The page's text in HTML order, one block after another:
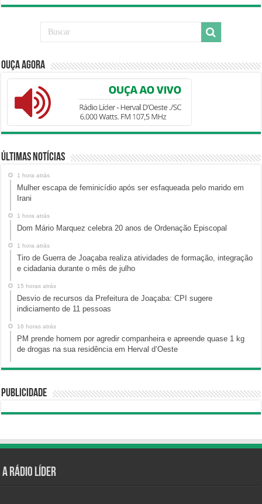
Ouça Agora
Últimas Notícias
1 hora atrás
Mulher escapa de feminicídio após ser esfaqueada pelo marido em
Irani
1 hora atrás
Dom Mário Marquez celebra 20 anos de Ordenação Episcopal
1 hora atrás
Tiro de Guerra de Joaçaba realiza atividades de formação, integração
e cidadania durante o mês de julho
15 horas atrás
Desvio de recursos da Prefeitura de Joaçaba: CPI sugere
indiciamento de 11 pessoas
16 horas atrás
PM prende homem por agredir companheira e apreende quase 1 kg
de drogas na sua residência em Herval d’Oeste
Publicidade
A Rádio Líder